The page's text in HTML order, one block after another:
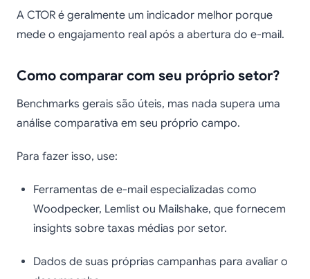
A CTOR é geralmente um indicador melhor porque
mede o engajamento real após a abertura do e-mail.
Como comparar com seu próprio setor?
Benchmarks gerais são úteis, mas nada supera uma
análise comparativa em seu próprio campo.
Para fazer isso, use:
Ferramentas de e-mail especializadas como
Woodpecker, Lemlist ou Mailshake, que fornecem
insights sobre taxas médias por setor.
Dados de suas próprias campanhas para avaliar o